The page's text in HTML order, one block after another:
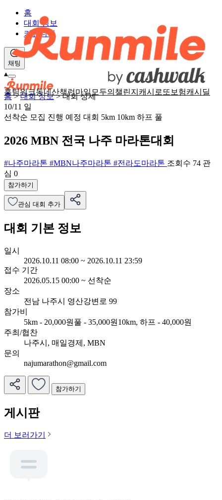
홈팀워크동네산책런마일 모두의챌린지 캐시로또 보험캐시딜
홈
대회 정보
커뮤니티
채팅
홈 > 대회 정보 > 대회 상세
10/11 일
선착순 모집 진행 예정 대회 5km 10km 하프 풀
2026 MBN 전국 나주 마라톤대회
#나주마라톤 #MBN나주마라톤 #전라도마라톤 조회수 74 관
심 0
참가하기
관심 대회 추가
대회 기본 정보
일시
2026.10.11 08:00 ~ 2026.10.11 23:59
접수 기간
2026.05.15 00:00 ~ 선착순
장소
전남 나주시 영산강변로 99
참가비
5km - 20,000원 풀 - 35,000원 10km, 하프 - 40,000원
주최/협찬
나주시, 매일경제, MBN
문의
najumarathon@gmail.com
참가하기
게시판
더 보러가기